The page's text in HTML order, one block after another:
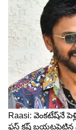
Image Credit :
ఇథనాల్‌లో
BPCL
రూపంలో
కలపడం వల్ల
ఈ రసాయనాలు